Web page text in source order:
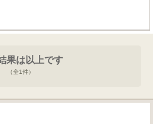
果は以上です
（全1件）